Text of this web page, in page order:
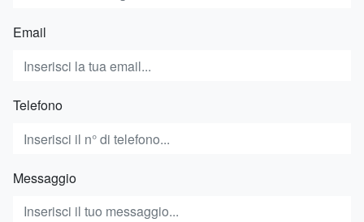
Email
Telefono
Messaggio